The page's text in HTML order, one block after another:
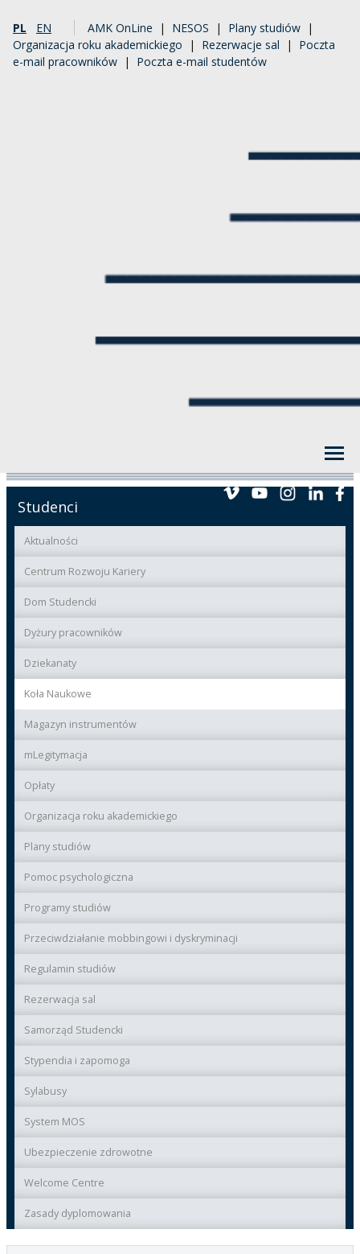
PL EN AMK OnLine | NESOS | Plany studiów |
Organizacja roku akademickiego | Rezerwacje sal | Poczta
e-mail pracowników | Poczta e-mail studentów
Studenci
Aktualności
Centrum Rozwoju Kariery
Dom Studencki
Dyżury pracowników
Dziekanaty
Koła Naukowe
Magazyn instrumentów
mLegitymacja
Opłaty
Organizacja roku akademickiego
Plany studiów
Pomoc psychologiczna
Programy studiów
Przeciwdziałanie mobbingowi i dyskryminacji
Regulamin studiów
Rezerwacja sal
Samorząd Studencki
Stypendia i zapomoga
Sylabusy
System MOS
Ubezpieczenie zdrowotne
Welcome Centre
Zasady dyplomowania